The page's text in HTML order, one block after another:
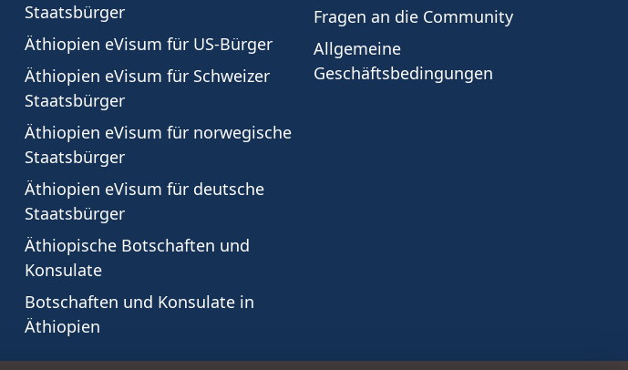
Staatsbürger
Äthiopien eVisum für US-Bürger
Äthiopien eVisum für Schweizer
Staatsbürger
Äthiopien eVisum für norwegische
Staatsbürger
Äthiopien eVisum für deutsche
Staatsbürger
Äthiopische Botschaften und
Konsulate
Botschaften und Konsulate in
Äthiopien
Fragen an die Community
Allgemeine
Geschäftsbedingungen